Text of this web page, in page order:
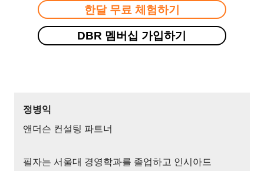
한달 무료 체험하기
DBR 멤버십 가입하기
정병익
앤더슨 컨설팅 파트너
필자는 서울대 경영학과를 졸업하고 인시아드